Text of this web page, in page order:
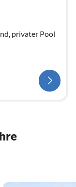
privater Pool